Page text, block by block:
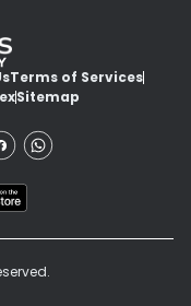
Terms of Services
Sitemap